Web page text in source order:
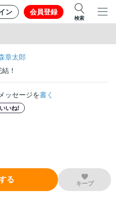
ン 会員登録
検索
章太郎
結！
ッセージを書く
いいね!
る キープ